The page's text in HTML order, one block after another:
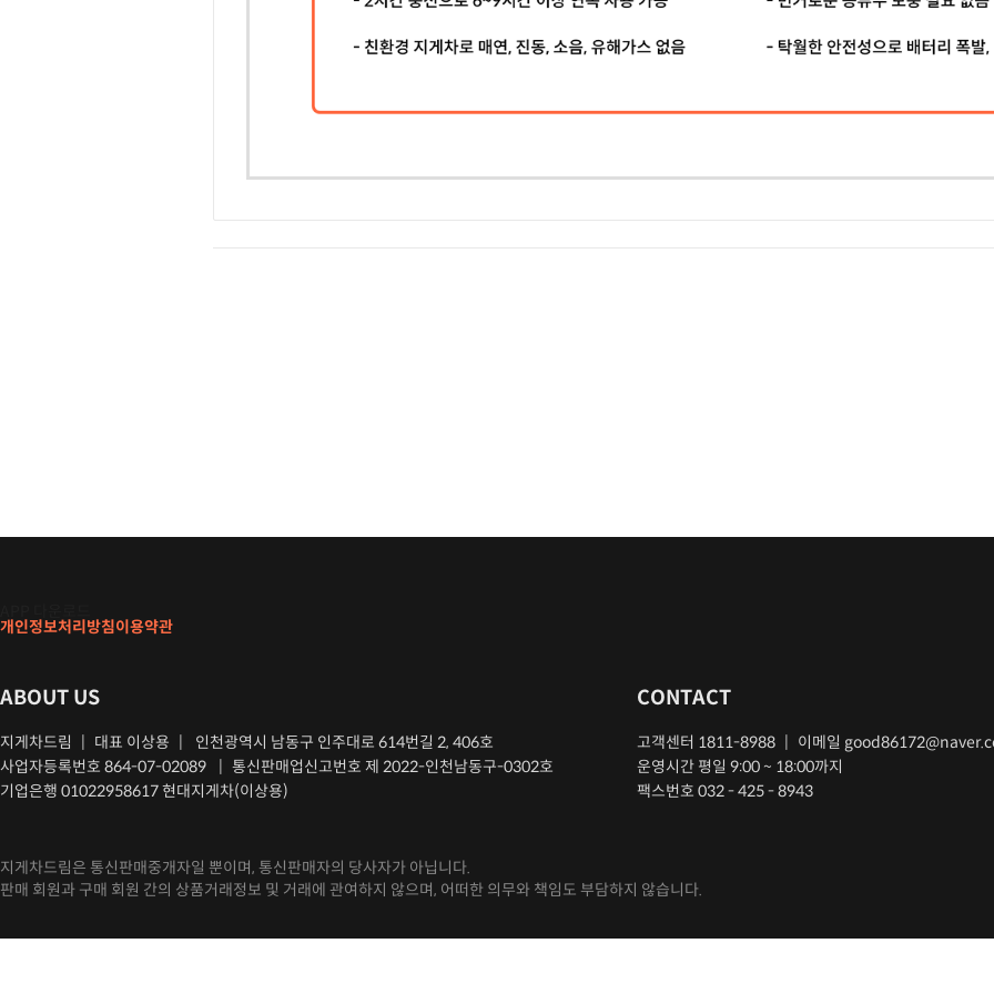
개인정보처리방침이용약관
ABOUT US
지게차드림 대표 이상용
인천광역시 남동구 인주대로 614번길 2, 406호
사업자등록번호 864-07-02089
통신판매업신고번호 제 2022-인천남동구-0302호
기업은행 01022958617 현대지게차(이상용)
CONTACT
고객센터 1811-8988 이메일
운영시간 평일 9:00 ~ 18:00까지
팩스번호 032 - 425 - 8943
지게차드림은 통신판매중개자일 뿐이며, 통신판매자의 당사자가 아닙니다.
판매 회원과 구매 회원 간의 상품거래정보 및 거래에 관여하지 않으며, 어떠한 의무와 책임도 부담하지 않습니다.